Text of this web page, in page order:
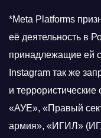
*Meta Platforms
её деятельность в
принадлежащие ей
Instagram так же
и
«АУЕ», «Правый
армия», «ИГИЛ» (ИГ,